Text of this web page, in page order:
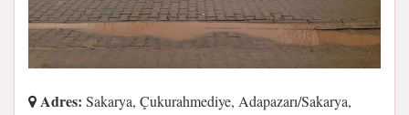
Adres: Sakarya, Çukurahmediye, Adapazarı/Sakarya,